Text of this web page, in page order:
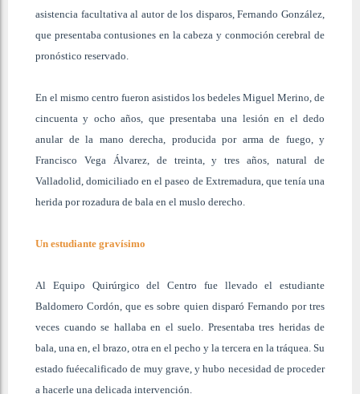
asistencia facultativa al autor de los disparos, Fernando González,
que presentaba contusiones en la cabeza y conmoción cerebral de
pronóstico reservado.
En el mismo centro fueron asistidos los bedeles Miguel Merino, de
cincuenta y ocho años, que presentaba una lesión en el dedo
anular de la mano derecha, producida por arma de fuego, y
Francisco Vega Álvarez, de treinta, y tres años, natural de
Valladolid, domiciliado en el paseo de Extremadura, que tenía una
herida por rozadura de bala en el muslo derecho.
Un estudiante gravísimo
Al Equipo Quirúrgico del Centro fue llevado el estudiante
Baldomero Cordón, que es sobre quien disparó Fernando por tres
veces cuando se hallaba en el suelo. Presentaba tres heridas de
bala, una en, el brazo, otra en el pecho y la tercera en la tráquea. Su
estado fuéecalificado de muy grave, y hubo necesidad de proceder
a hacerle una delicada intervención.